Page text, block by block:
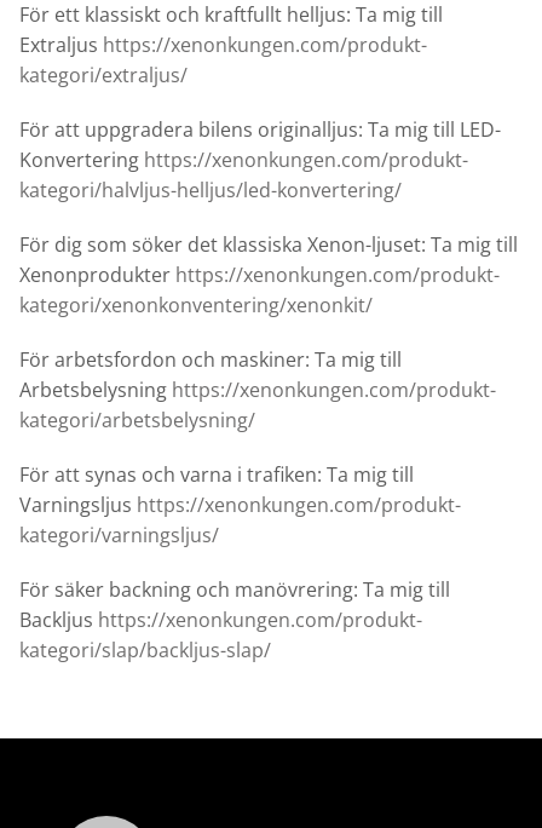
För ett klassiskt och kraftfullt helljus: Ta mig till
Extraljus https://xenonkungen.com/produkt-
kategori/extraljus/
För att uppgradera bilens originalljus: Ta mig till LED-
Konvertering https://xenonkungen.com/produkt-
kategori/halvljus-helljus/led-konvertering/
För dig som söker det klassiska Xenon-ljuset: Ta mig till
Xenonprodukter https://xenonkungen.com/produkt-
kategori/xenonkonventering/xenonkit/
För arbetsfordon och maskiner: Ta mig till
Arbetsbelysning https://xenonkungen.com/produkt-
kategori/arbetsbelysning/
För att synas och varna i trafiken: Ta mig till
Varningsljus https://xenonkungen.com/produkt-
kategori/varningsljus/
För säker backning och manövrering: Ta mig till
Backljus https://xenonkungen.com/produkt-
kategori/slap/backljus-slap/